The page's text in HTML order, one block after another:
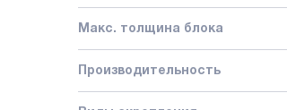
Макс. толщина блока
Производительность